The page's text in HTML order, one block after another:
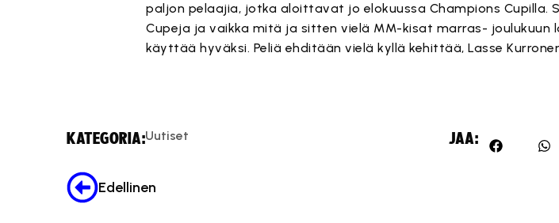
paljon pelaajia, jotka aloittavat jo elokuussa Champions Cupilla.
Cupeja ja vaikka mitä ja sitten vielä MM-kisat marras- joulukuun
käyttää hyväksi. Peliä ehditään vielä kyllä kehittää, Lasse
KATEGORIA:Uutiset JAA:
Edellinen